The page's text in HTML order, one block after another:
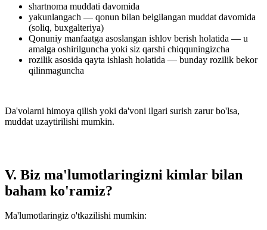
shartnoma muddati davomida
yakunlangach — qonun bilan belgilangan muddat davomida
(soliq, buxgalteriya)
Qonuniy manfaatga asoslangan ishlov berish holatida — u
amalga oshirilguncha yoki siz qarshi chiqquningizcha
rozilik asosida qayta ishlash holatida — bunday rozilik bekor
qilinmaguncha
Da'volarni himoya qilish yoki da'voni ilgari surish zarur bo'lsa,
muddat uzaytirilishi mumkin.
V. Biz ma'lumotlaringizni kimlar bilan
baham ko'ramiz?
Ma'lumotlaringiz o'tkazilishi mumkin: